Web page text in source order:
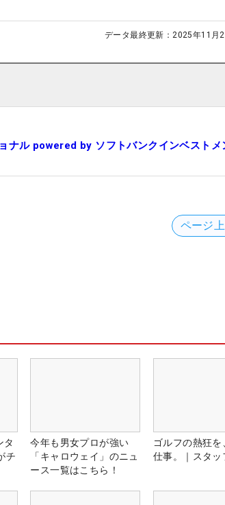
データ最終更新： 2025年11月
ナル powered by ソフトバンクインベストメ
ページ
タ
チ
今年も男女プロが強い
「キャロウェイ」のニュ
ース一覧はこちら！
ゴルフの熱狂を
仕事。｜スタッ